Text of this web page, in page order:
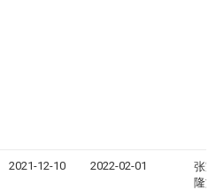
2021-12-10 2022-02-01
张家
隆旌